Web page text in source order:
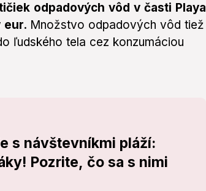
odpadových vôd v časti Playa
eur. Množstvo odpadových vôd tiež
ľudského tela cez konzumáciou
s návštevníkmi pláží:
Pozrite, čo sa s nimi